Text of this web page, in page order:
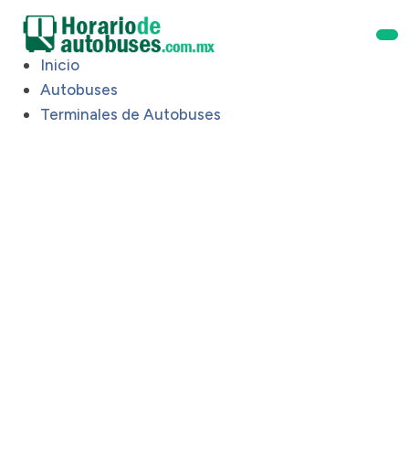
Inicio
Autobuses
Terminales de Autobuses